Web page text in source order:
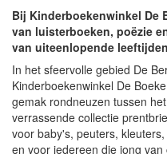
Bij Kinderboekenwinkel De
van luisterboeken, poëzie
van uiteenlopende
In het sfeervolle gebied De
Kinderboekenwinkel De
gemak rondneuzen tussen
verrassende collectie
voor baby's, peuters,
en voor iedereen die jong